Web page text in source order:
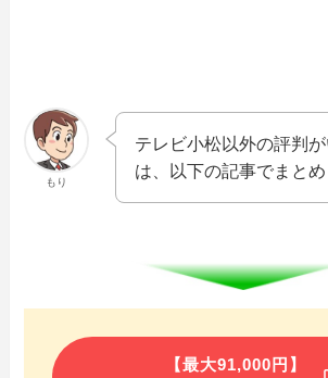
もり
テレビ小松以外の評判
は、以下の記事でまとめ
【最大91,000円】